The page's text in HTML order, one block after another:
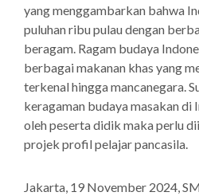
yang menggambarkan bahwa
puluhan ribu pulau dengan
beragam. Ragam budaya
berbagai makanan khas yang
terkenal hingga mancanegara.
keragaman budaya masakan di
oleh peserta didik maka perlu
projek profil pelajar pancasila.
Jakarta, 19 November 2024,